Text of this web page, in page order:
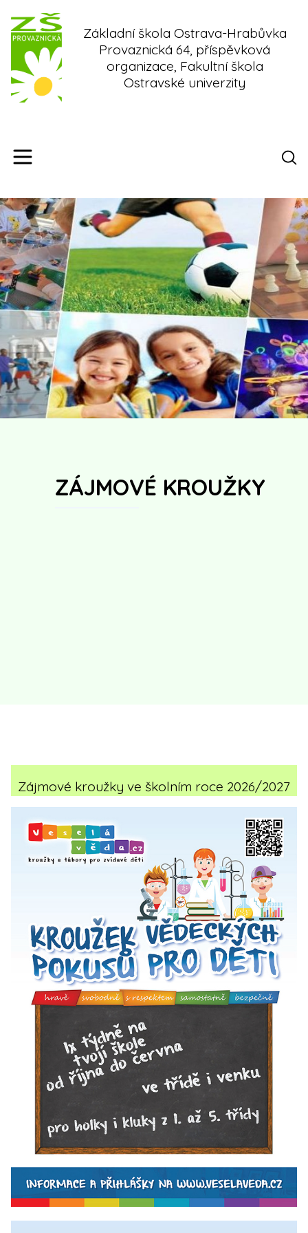
content
Základní škola Ostrava-Hrabůvka
Provaznická 64, příspěvková
organizace, Fakultní škola
Ostravské univerzity
ZÁJMOVÉ KROUŽKY
Zájmové kroužky ve školním roce 2026/2027